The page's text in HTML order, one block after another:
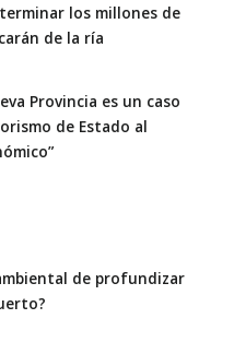
los millones de
de la ría
Provincia es un caso
de Estado al
de profundizar